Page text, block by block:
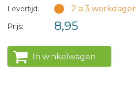
Levertijd: 2 a 3
Prijs: 8,95
In winkelwagen